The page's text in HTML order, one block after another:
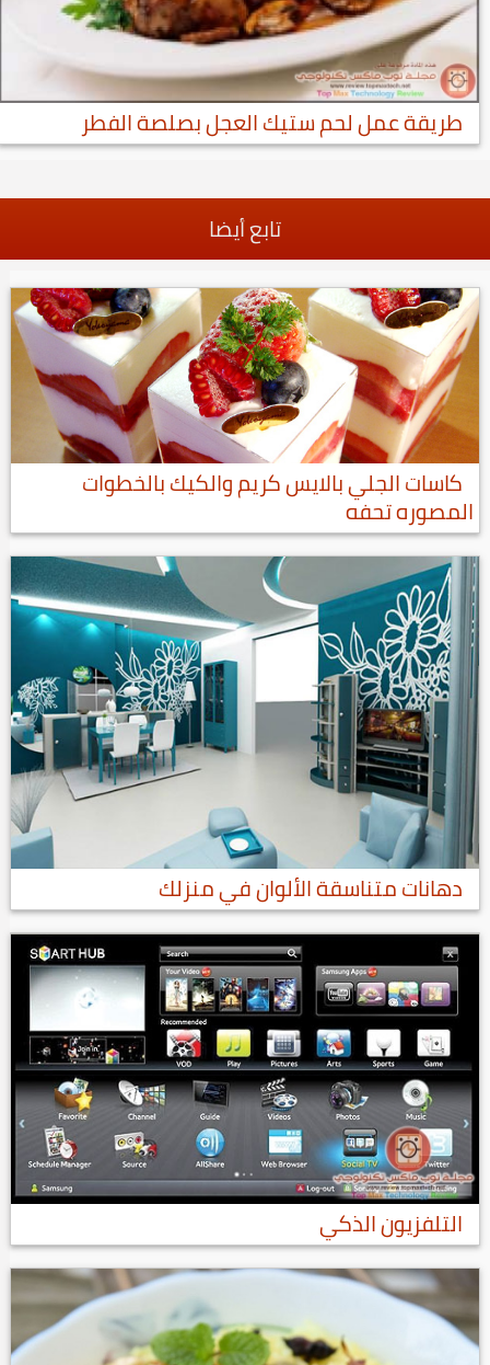
طريقة عمل لحم ستيك العجل بصلصة الفطر
تابع أيضا
كاسات الجلي بالايس كريم والكيك بالخطوات
المصوره تحفه
دهانات متناسقة الألوان في منزلك
التلفزيون الذكي